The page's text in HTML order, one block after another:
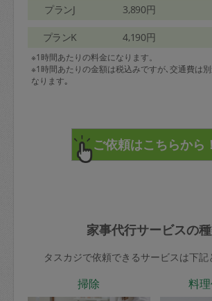
プランJ 3,890円
プランK 4,190円
※1時間あたりの料金になります。
※1時間あたりの金額は税込みですが､交通費は
なります｡
家事代行サービスの
タスカジで依頼できるサービスは下記
掃除 料